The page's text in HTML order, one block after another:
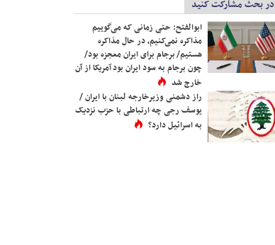
در بحث مشارکت کنید
ابوالفتح: حتی زمانی که می‌گوییم
مذاکره نمی‌کنیم، در حال مذاکره
هستیم/ برجام برای ایران معجزه بود/
چون برجام به سود ایران بود آمریکا از آن
خارج شد
راز دشمنی وزیرخارجه لبنان با ایران /
یوسف رجی چه ارتباطی با حزب نزدیک
به اسرائیل دارد؟